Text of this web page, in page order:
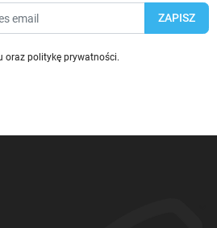
oraz politykę prywatności.